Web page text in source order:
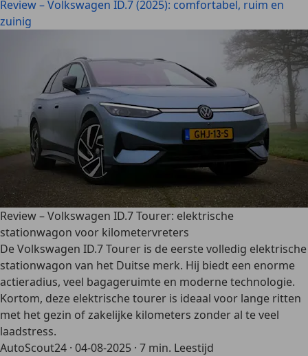
Review – Volkswagen ID.7 (2025): comfortabel, ruim en
zuinig
Review – Volkswagen ID.7 Tourer: elektrische
stationwagon voor kilometervreters
De Volkswagen ID.7 Tourer is de eerste volledig elektrische
stationwagon van het Duitse merk. Hij biedt een enorme
actieradius, veel bagageruimte en moderne technologie.
Kortom, deze elektrische tourer is ideaal voor lange ritten
met het gezin of zakelijke kilometers zonder al te veel
laadstress.
AutoScout24 · 04-08-2025 · 7 min. Leestijd